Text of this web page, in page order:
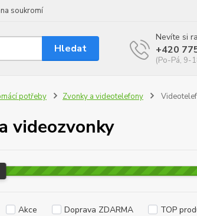
soukromí
Hledat
Nevíte si
+420
(Po-Pá, 9-
potřeby Zvonky a videotelefony
videozvonky
Akce Doprava ZDARMA TOP